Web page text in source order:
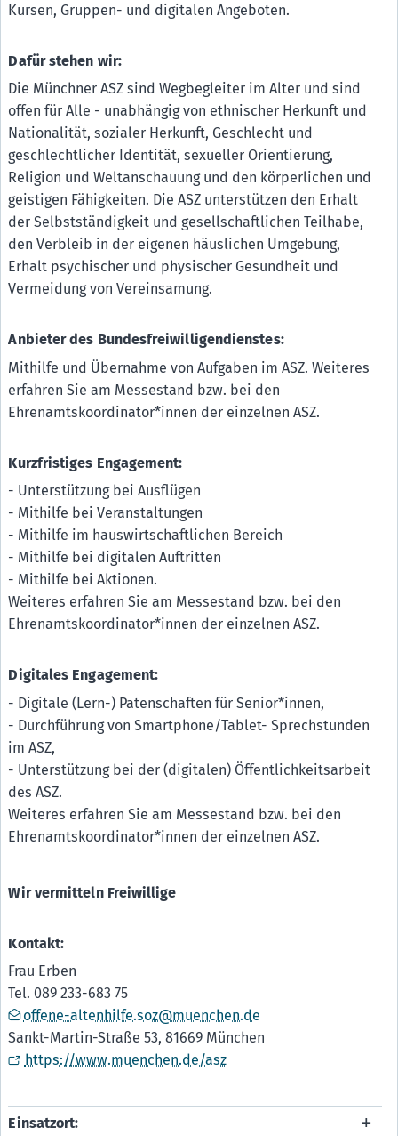
Kursen, Gruppen- und digitalen Angeboten.
Dafür stehen wir:
Die Münchner ASZ sind Wegbegleiter im Alter und sind
offen für Alle - unabhängig von ethnischer Herkunft und
Nationalität, sozialer Herkunft, Geschlecht und
geschlechtlicher Identität, sexueller Orientierung,
Religion und Weltanschauung und den körperlichen und
geistigen Fähigkeiten. Die ASZ unterstützen den Erhalt
der Selbstständigkeit und gesellschaftlichen Teilhabe,
den Verbleib in der eigenen häuslichen Umgebung,
Erhalt psychischer und physischer Gesundheit und
Vermeidung von Vereinsamung.
Anbieter des Bundesfreiwilligendienstes:
Mithilfe und Übernahme von Aufgaben im ASZ. Weiteres
erfahren Sie am Messestand bzw. bei den
Ehrenamtskoordinator*innen der einzelnen ASZ.
Kurzfristiges Engagement:
- Unterstützung bei Ausflügen
- Mithilfe bei Veranstaltungen
- Mithilfe im hauswirtschaftlichen Bereich
- Mithilfe bei digitalen Auftritten
- Mithilfe bei Aktionen.
Weiteres erfahren Sie am Messestand bzw. bei den
Ehrenamtskoordinator*innen der einzelnen ASZ.
Digitales Engagement:
- Digitale (Lern-) Patenschaften für Senior*innen,
- Durchführung von Smartphone/Tablet- Sprechstunden
im ASZ,
- Unterstützung bei der (digitalen) Öffentlichkeitsarbeit
des ASZ.
Weiteres erfahren Sie am Messestand bzw. bei den
Ehrenamtskoordinator*innen der einzelnen ASZ.
Wir vermitteln Freiwillige
Kontakt:
Frau Erben
Tel. 089 233-683 75
offene-altenhilfe.soz@muenchen.de
Sankt-Martin-Straße 53, 81669 München
https://www.muenchen.de/asz
Einsatzort: